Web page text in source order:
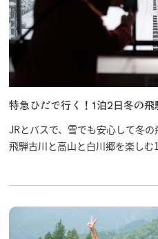
特急ひだで行く！1泊2日冬の
JRとバスで、雪でも安心して冬の
飛騨古川と高山と白川郷を楽しむ